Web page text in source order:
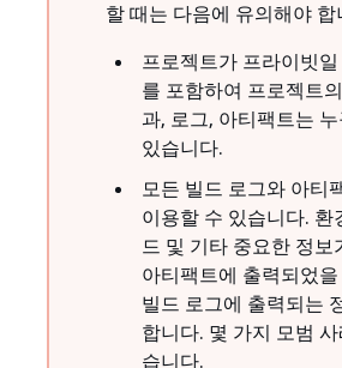
할 때는 다음에 유의해야 합
프로젝트가 프라이빗
를 포함하여 프로젝트
과, 로그, 아티팩트는
있습니다.
모든 빌드 로그와 아티
이용할 수 있습니다. 환
드 및 기타 중요한 정보
아티팩트에 출력되었
빌드 로그에 출력되는
합니다. 몇 가지 모범
습니다.